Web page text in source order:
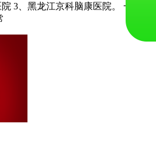
3、黑龙江京科脑康医院。 一、认